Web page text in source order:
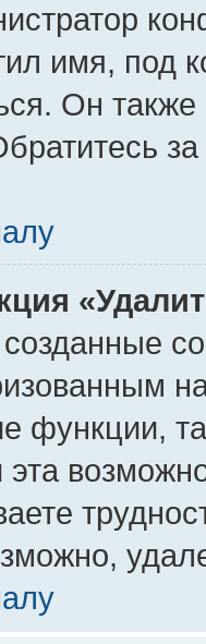
имя, под
Он
функции,